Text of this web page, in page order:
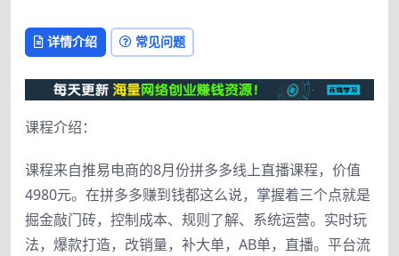
详情介绍 常见问题
课程介绍：
课程来自推易电商的8月份拼多多线上直播课程，价值
4980元。在拼多多赚到钱都这么说，掌握着三个点就是
掘金敲门砖，控制成本、规则了解、系统运营。实时玩
法，爆款打造，改销量，补大单，AB单，直播。平台流